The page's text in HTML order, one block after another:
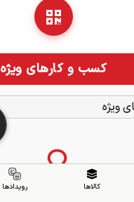
کسب و کارهای ویژه
ویژه
کالاها رویدادها